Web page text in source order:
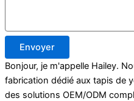
Envoyer
Bonjour, je m'appelle Hailey.
fabrication dédié aux tapis de
des solutions OEM/ODM